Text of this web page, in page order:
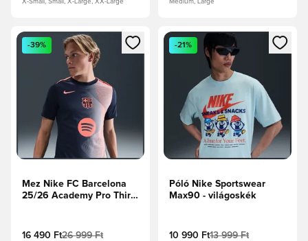
X-Small, Small, X-Large, XX-Large Medium, Large
Megnyit egy modált a bejelentkezéshez vagy a tagként való
-39%
Mez Nike FC Barcelona
25/26 Academy Pro Third
16 490 Ft26 999 Ft
Megnyit egy modált a
-21%
Póló Nike Sportswear
Max90 - világoskék
10 990 Ft13 999 Ft